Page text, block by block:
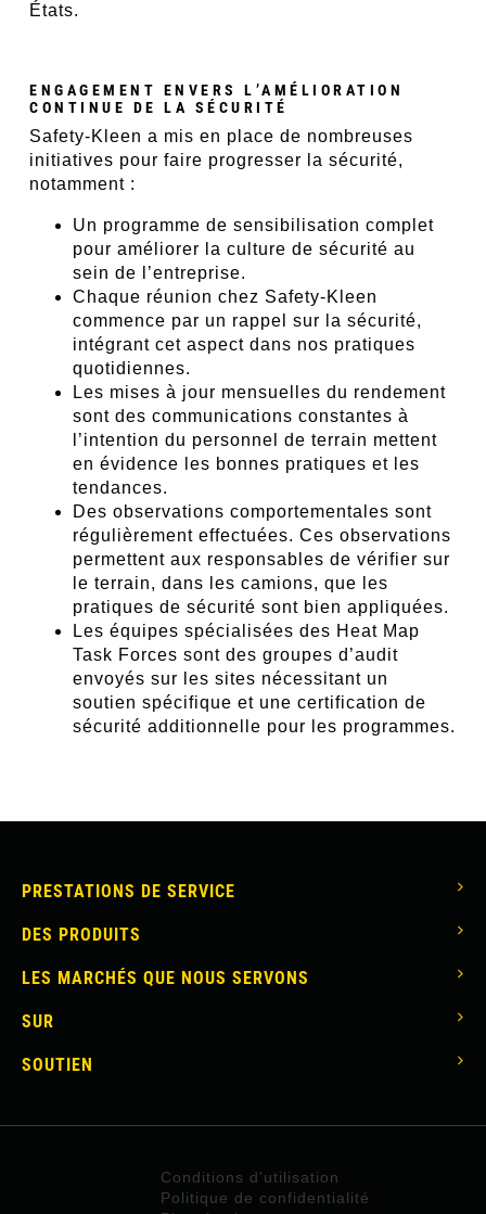
États.
ENGAGEMENT ENVERS L’AMÉLIORATION
CONTINUE DE LA SÉCURITÉ
Safety-Kleen a mis en place de nombreuses
initiatives pour faire progresser la sécurité,
notamment :
Un programme de sensibilisation complet
pour améliorer la culture de sécurité au
sein de l’entreprise.
Chaque réunion chez Safety-Kleen
commence par un rappel sur la sécurité,
intégrant cet aspect dans nos pratiques
quotidiennes.
Les mises à jour mensuelles du rendement
sont des communications constantes à
l’intention du personnel de terrain mettent
en évidence les bonnes pratiques et les
tendances.
Des observations comportementales sont
régulièrement effectuées. Ces observations
permettent aux responsables de vérifier sur
le terrain, dans les camions, que les
pratiques de sécurité sont bien appliquées.
Les équipes spécialisées des Heat Map
Task Forces sont des groupes d’audit
envoyés sur les sites nécessitant un
soutien spécifique et une certification de
sécurité additionnelle pour les programmes.
MAIN
NAVIGATION
PRESTATIONS DE SERVICE
DES PRODUITS
LES MARCHÉS QUE NOUS SERVONS
SUR
SOUTIEN
FOOTER
Conditions d'utilisation
Politique de confidentialité